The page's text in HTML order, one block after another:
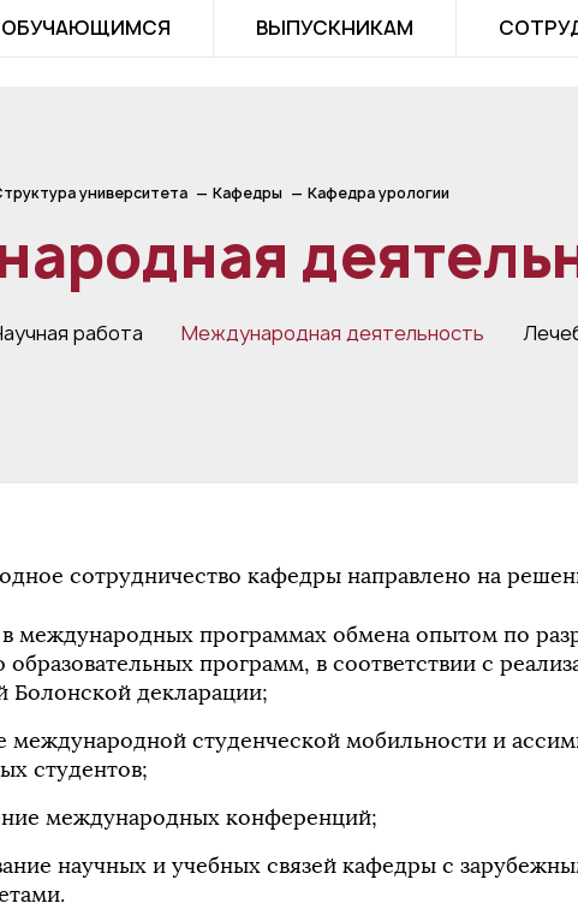
ОБУЧАЮЩИМСЯ ВЫПУСКНИКАМ
университета Кафедры Кафедра урологии
работа Международная деятельность
сотрудничество кафедры направлено на
в международных программах обмена опытом по
программ, в соответствии с
Болонской декларации;
международной студенческой мобильности и
студентов;
международных конференций;
научных и учебных связей кафедры с